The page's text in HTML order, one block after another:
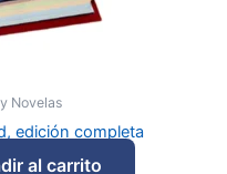
Novelas
edición completa
al carrito